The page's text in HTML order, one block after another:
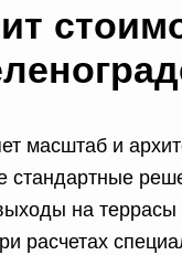
масштаб и
стандартные
на
расчетах